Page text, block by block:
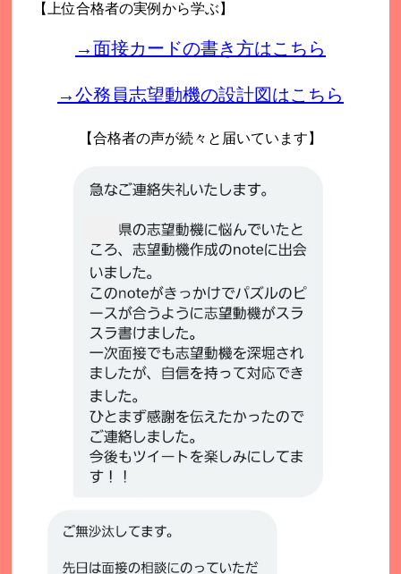
【上位合格者の実例から学ぶ】
→面接カードの書き方はこちら
→公務員志望動機の設計図はこちら
【合格者の声が続々と届いています】